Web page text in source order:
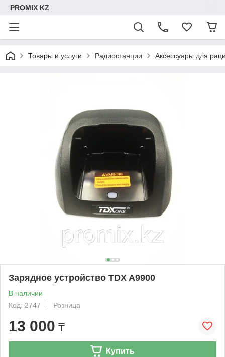
PROMIX KZ
Товары и услуги Радиостанции Аксессуары для
Зарядное устройство TDX A9900
В наличии
Код: 2747
Розница
13 000 ₸
Купить